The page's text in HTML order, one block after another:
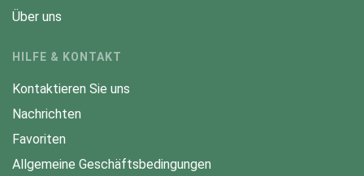
Über uns
HILFE & KONTAKT
Kontaktieren Sie uns
Nachrichten
Favoriten
Allgemeine Geschäftsbedingungen